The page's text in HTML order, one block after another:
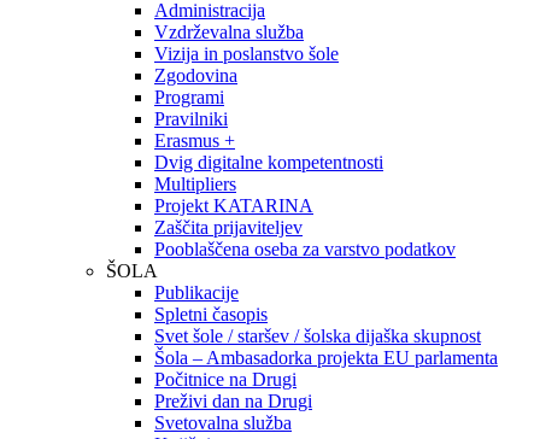
Administracija
Vzdrževalna služba
Vizija in poslanstvo šole
Zgodovina
Programi
Pravilniki
Erasmus +
Dvig digitalne kompetentnosti
Multipliers
Projekt KATARINA
Zaščita prijaviteljev
Pooblaščena oseba za varstvo podatkov
ŠOLA
Publikacije
Spletni časopis
Svet šole / staršev / šolska dijaška skupnost
Šola – Ambasadorka projekta EU parlamenta
Počitnice na Drugi
Preživi dan na Drugi
Svetovalna služba